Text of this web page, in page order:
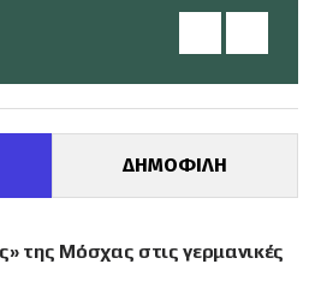
ΔΗΜΟΦΙΛΗ
της Μόσχας στις γερμανικές